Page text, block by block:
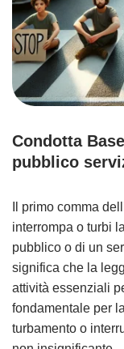
Condotta
pubblico
Il primo comma
interrompa o turbi
pubblico o di un
significa che la
attività essenziali
fondamentale per
turbamento o